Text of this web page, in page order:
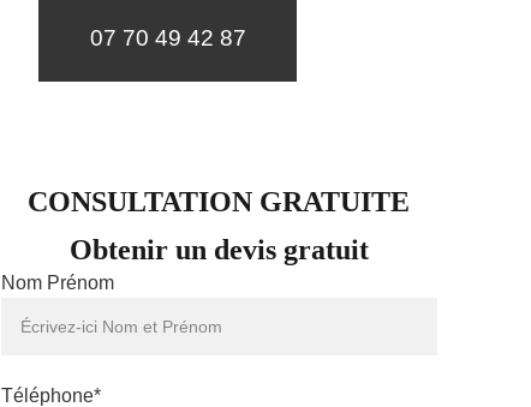
07 70 49 42 87
CONSULTATION GRATUITE
Obtenir un devis gratuit
Nom Prénom
Téléphone*